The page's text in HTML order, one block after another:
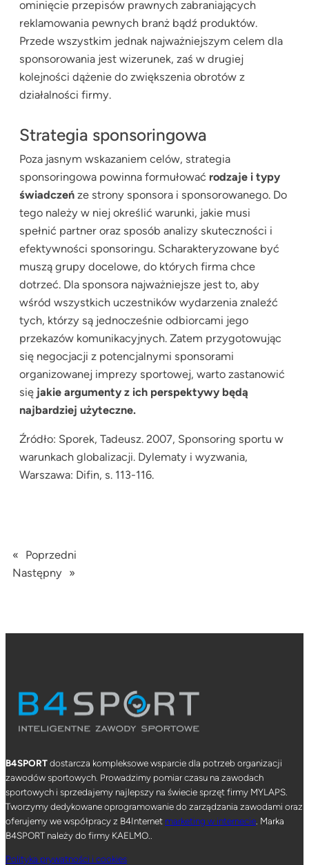
ominięcie przepisów prawnych zabraniających
reklamowania pewnych branż bądź produktów.
Przede wszystkim jednak najważniejszym celem dla
sponsorowania jest wizerunek, zaś w drugiej
kolejności dążenie do zwiększenia obrotów z
działalności firmy.
Strategia sponsoringowa
Poza jasnym wskazaniem celów, strategia
sponsoringowa powinna formułować rodzaje i typy
świadczeń ze strony sponsora i sponsorowanego. Do
tego należy w niej określić warunki, jakie musi
spełnić partner oraz sposób analizy skuteczności i
efektywności sponsoringu. Scharakteryzowane być
muszą grupy docelowe, do których firma chce
dotrzeć. Dla sponsora najważniejsze jest to, aby
wśród wszystkich uczestników wydarzenia znaleźć
tych, którzy są jednocześnie odbiorcami jego
przekazów komunikacyjnych. Zatem przygotowując
się negocjacji z potencjalnymi sponsorami
organizowanej imprezy sportowej, warto zastanowić
się jakie argumenty z ich perspektywy będą
najbardziej użyteczne.
Źródło: Sporek, Tadeusz. 2007, Sponsoring sportu w
warunkach globalizacji. Dylematy i wyzwania,
Warszawa: Difin, s. 113-116.
«
Poprzedni
Następny »
B4SPORTdostarcza kompleksowe wsparcie dla potrzeb organizacji
zawodów sportowych. Prowadzimy pomiar czasu na zawodach
sportowych i sprzedajemy najlepszy na świecie sprzęt firmy MYLAPS.
Tworzymy dedykowane oprogramowanie do zarządzania zawodami oraz
oferujemy we współpracy z B4Internet marketing w internecie . Marka
B4SPORT należy do firmy KAELMO..
Polityka prywatności i cookies